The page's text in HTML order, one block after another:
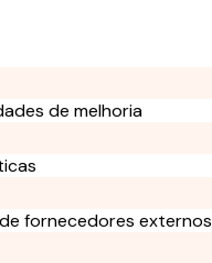
de melhoria
fornecedores externos